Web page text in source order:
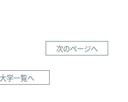
次のページへ
大学一覧へ